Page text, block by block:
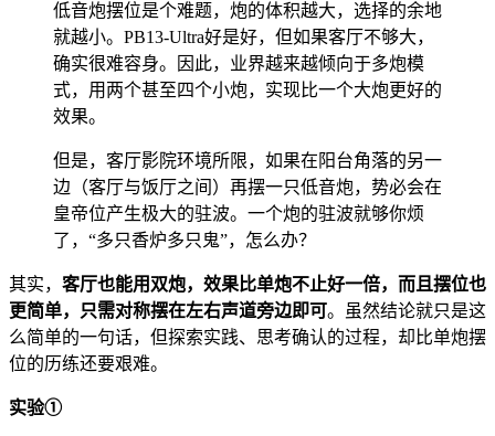
低音炮摆位是个难题，炮的体积越大，选择的余地
就越小。PB13-Ultra好是好，但如果客厅不够大，
确实很难容身。因此，业界越来越倾向于多炮模
式，用两个甚至四个小炮，实现比一个大炮更好的
效果。
但是，客厅影院环境所限，如果在阳台角落的另一
边（客厅与饭厅之间）再摆一只低音炮，势必会在
皇帝位产生极大的驻波。一个炮的驻波就够你烦
了，“多只香炉多只鬼”，怎么办？
其实， 客厅也能用双炮，效果比单炮不止好一倍，而且摆位也
更简单，只需对称摆在左右声道旁边即可。虽然结论就只是这
么简单的一句话，但探索实践、思考确认的过程，却比单炮摆
位的历练还要艰难。
实验①